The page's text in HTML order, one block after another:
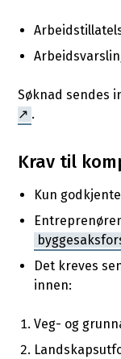
Søknad sendes
.
Krav til
Kun
Det kreves
innen:
Veg- og